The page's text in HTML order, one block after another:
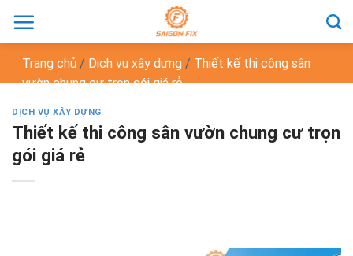
đến
dungTrang chủ / Dịch vụ xây dựng / Thiết kế thi công sân
vườn chung cư trọn gói giá rẻ
DỊCH VỤ XÂY DỰNG
Thiết kế thi công sân vườn chung cư trọn
gói giá rẻ